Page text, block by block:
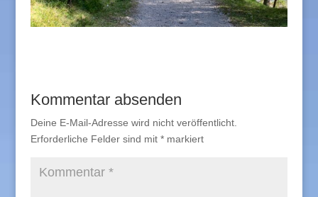
Kommentar absenden
Deine E-Mail-Adresse wird nicht veröffentlicht.
Erforderliche Felder sind mit *markiert